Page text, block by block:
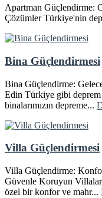
Apartman Güçlendirme:
Çözümler Türkiye'nin
Bina Güçlendirmesi
Bina Güçlendirme:
Edin Türkiye gibi deprem
binalarımızın depreme...
Villa Güçlendirmesi
Villa Güçlendirme:
Güvenle Koruyun
özel bir konfor ve mahr...